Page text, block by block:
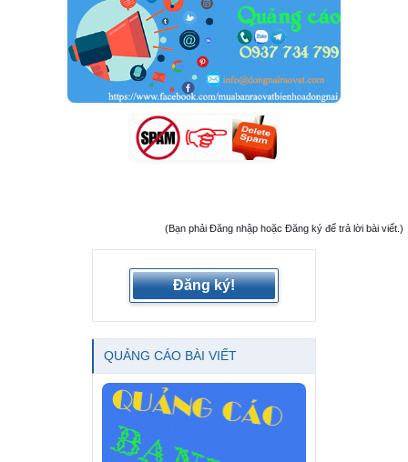
(Bạn phải Đăng nhập hoặc Đăng ký để trả lời bài viết.)
Đăng ký!
QUẢNG CÁO BÀI VIẾT